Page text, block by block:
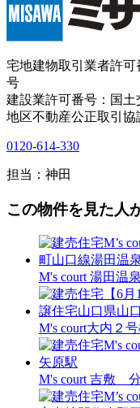
宅地建物取引業者許可
号
建設業許可番号：国
地区不動産公正取引協
0120-614-330
担当：神田
この物件を見た人
M's court 湯田温
M's court大内２
M's court 吉敷